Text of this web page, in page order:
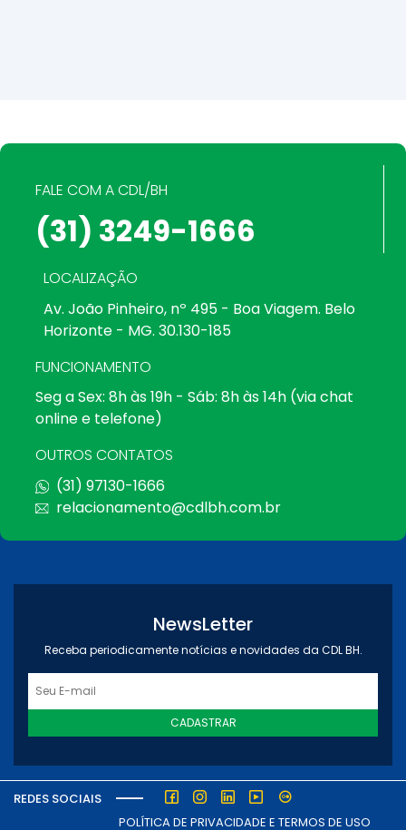
FALE COM A CDL/BH
(31) 3249-1666
LOCALIZAÇÃO
Av. João Pinheiro, nº 495 - Boa Viagem. Belo
Horizonte - MG. 30.130-185
FUNCIONAMENTO
Seg a Sex: 8h às 19h - Sáb: 8h às 14h (via chat
online e telefone)
OUTROS CONTATOS
(31) 97130-1666
relacionamento@cdlbh.com.br
NewsLetter
Receba periodicamente notícias e novidades da CDL BH.
CADASTRAR
REDES SOCIAIS
POLÍTICA DE PRIVACIDADE E TERMOS DE USO